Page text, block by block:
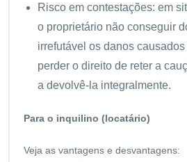
Risco em contestações: em
o proprietário não conseguir
irrefutável os danos
perder o direito de reter a
a devolvê-la integralmente.
Para o inquilino (locatário)
Veja as vantagens e desvantagens: